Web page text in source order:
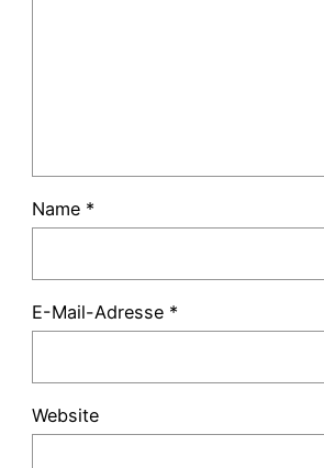
Name *
E-Mail-Adresse *
Website